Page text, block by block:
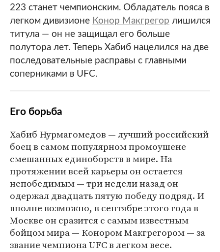
223 станет чемпионским. Обладатель пояса в
легком дивизионе Конор Макгрегор лишился
титула — он не защищал его больше
полутора лет. Теперь Хабиб нацелился на две
последовательные расправы c главными
соперниками в UFC.
Его борьба
Хабиб Нурмагомедов — лучший российский
боец в самом популярном промоушене
смешанных единоборств в мире. На
протяжении всей карьеры он остается
непобедимым — три недели назад он
одержал двадцать пятую победу подряд. И
вполне возможно, в сентябре этого года в
Москве он сразится с самым известным
бойцом мира — Конором Макгрегором — за
звание чемпиона UFC в легком весе.